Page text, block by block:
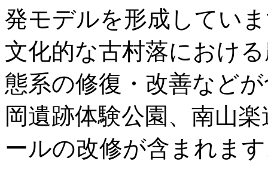
発モデルを形成してい
文化的な古村落におけ
態系の修復・改善など
岡遺跡体験公園、南山
ールの改修が含まれま